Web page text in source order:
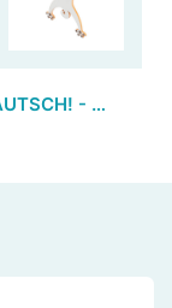
AUTSCH! - Hond